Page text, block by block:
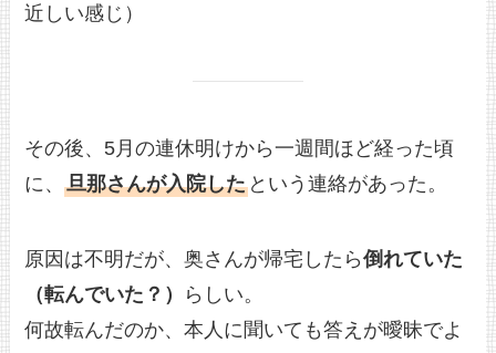
近しい感じ）
その後、5月の連休明けから一週間ほど経った頃
に、旦那さんが入院した という連絡があった。
原因は不明だが、奥さんが帰宅したら倒れていた
（転んでいた？）
らしい。
何故転んだのか、本人に聞いても答えが曖昧でよ